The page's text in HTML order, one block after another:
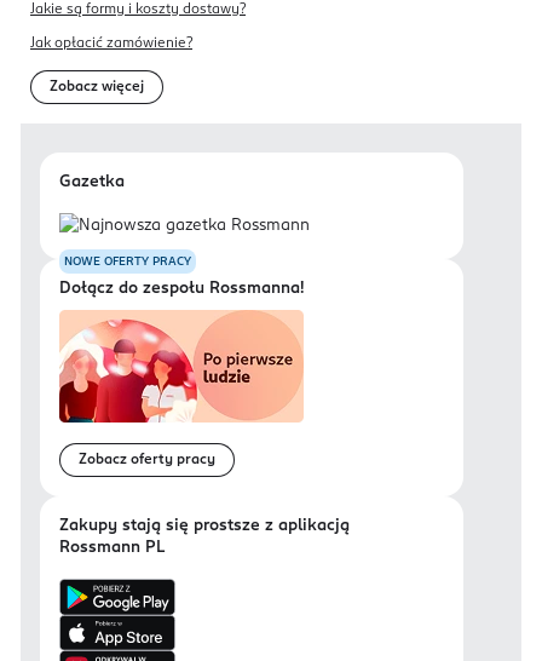
Jakie są formy i koszty dostawy?
Jak opłacić zamówienie?
Zobacz więcej
Gazetka
NOWE OFERTY PRACY
Dołącz do zespołu Rossmanna!
Zobacz oferty pracy
Zakupy stają się prostsze z aplikacją
Rossmann PL